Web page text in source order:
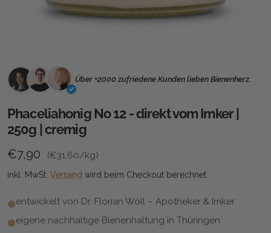
Über +2000 zufriedene Kunden lieben Bienenherz.
Phaceliahonig No 12 - direkt vom Imker |
250g | cremig
Normaler Preis
€7,90 Grundpreis
(€31,60/kg)
inkl. MwSt. Versand wird beim Checkout berechnet.
entwickelt von Dr. Florian Wöll – Apotheker & Imker
eigene nachhaltige Bienenhaltung in Thüringen